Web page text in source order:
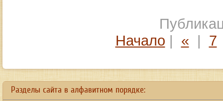
Начало | « | 7
Разделы сайта в алфавитном порядке: